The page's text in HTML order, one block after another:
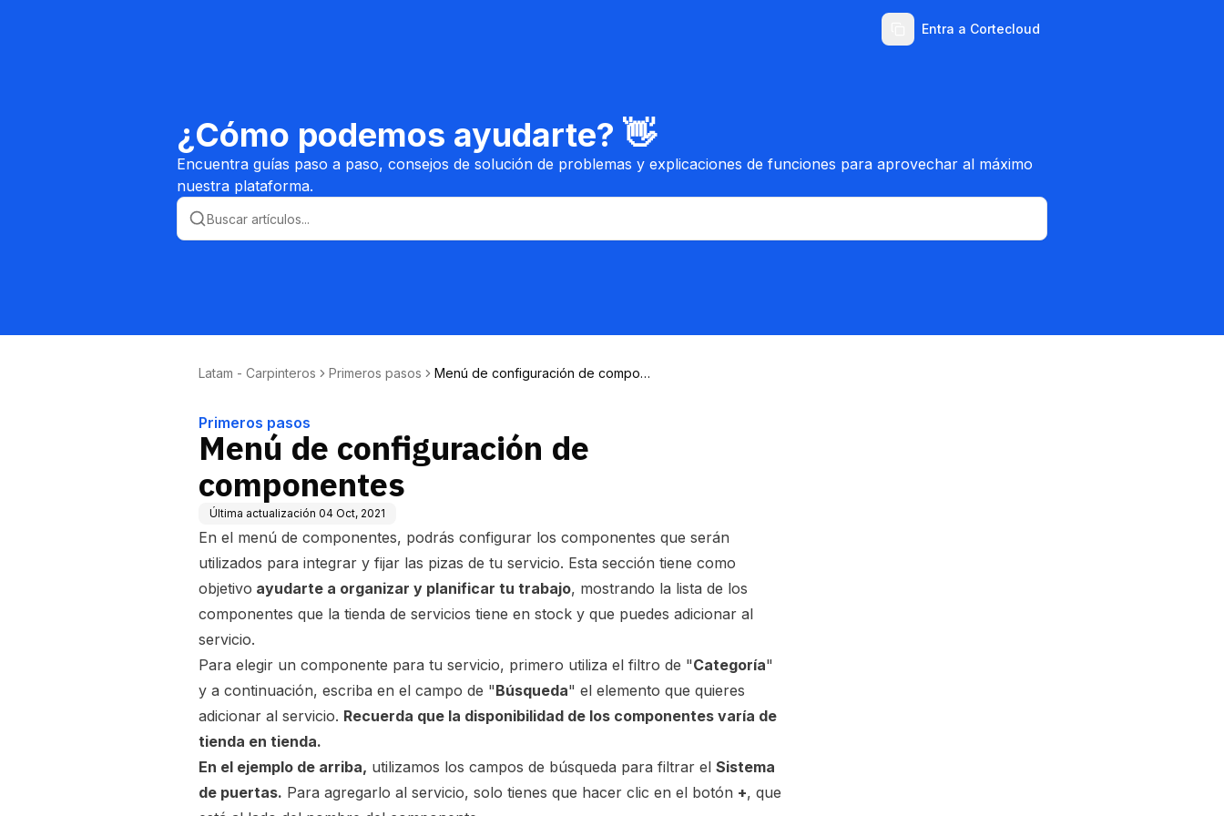
Entra a Cortecloud
¿Cómo podemos ayudarte? 👋
Encuentra guías paso a paso, consejos de solución de problemas y explicaciones de funciones para aprovechar al máximo
nuestra plataforma.
Latam - Carpinteros Primeros pasos
Menú de configuración de compon
Primeros pasos
Menú de configuración de
componentes
Última actualización 04 Oct, 2021
En el menú de componentes, podrás configurar los componentes que serán
utilizados para integrar y fijar las pizas de tu servicio. Esta sección tiene como
objetivo ayudarte a organizar y planificar tu trabajo, mostrando la lista de los
componentes que la tienda de servicios tiene en stock y que puedes adicionar al
servicio.
Para elegir un componente para tu servicio, primero utiliza el filtro de "Categoría"
y a continuación, escriba en el campo de "Búsqueda" el elemento que quieres
adicionar al servicio. Recuerda que la disponibilidad de los componentes varía de
tienda en tienda.
En el ejemplo de arriba, utilizamos los campos de búsqueda para filtrar el Sistema
de puertas. Para agregarlo al servicio, solo tienes que hacer clic en el botón +, que